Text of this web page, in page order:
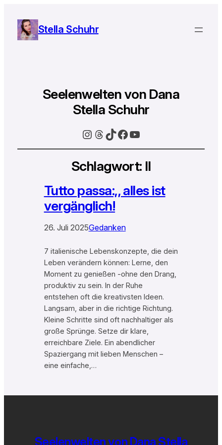
Stella Schuhr
Seelenwelten von Dana
Stella Schuhr
Instagram
Threads
TikTok
Facebook
YouTube
Schlagwort: Il
Tutto passa:,, alles ist
vergänglich!
26. Juli 2025Gedanken
7 italienische Lebenskonzepte, die dein
Leben verändern können: Lerne, den
Moment zu genießen -ohne den Drang,
produktiv zu sein. In der Ruhe
entstehen oft die kreativsten Ideen.
Langsam, aber in die richtige Richtung.
Kleine Schritte sind oft nachhaltiger als
große Sprünge. Setze dir klare,
erreichbare Ziele. Ein abendlicher
Spaziergang mit lieben Menschen –
eine einfache,…
Seelenwelten von Dana Stella